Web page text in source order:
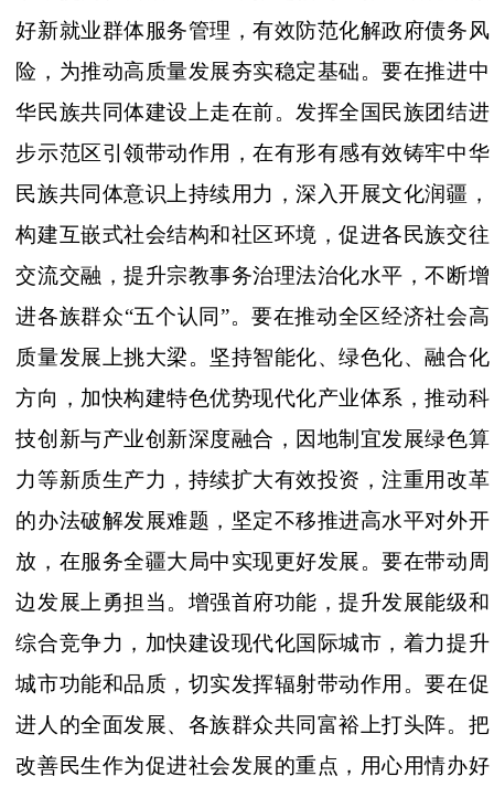
好新就业群体服务管理，有效防范化解政府债务风
险，为推动高质量发展夯实稳定基础。要在推进中
华民族共同体建设上走在前。发挥全国民族团结进
步示范区引领带动作用，在有形有感有效铸牢中华
民族共同体意识上持续用力，深入开展文化润疆，
构建互嵌式社会结构和社区环境，促进各民族交往
交流交融，提升宗教事务治理法治化水平，不断增
进各族群众“五个认同”。要在推动全区经济社会高
质量发展上挑大梁。坚持智能化、绿色化、融合化
方向，加快构建特色优势现代化产业体系，推动科
技创新与产业创新深度融合，因地制宜发展绿色算
力等新质生产力，持续扩大有效投资，注重用改革
的办法破解发展难题，坚定不移推进高水平对外开
放，在服务全疆大局中实现更好发展。要在带动周
边发展上勇担当。增强首府功能，提升发展能级和
综合竞争力，加快建设现代化国际城市，着力提升
城市功能和品质，切实发挥辐射带动作用。要在促
进人的全面发展、各族群众共同富裕上打头阵。把
改善民生作为促进社会发展的重点，用心用情办好